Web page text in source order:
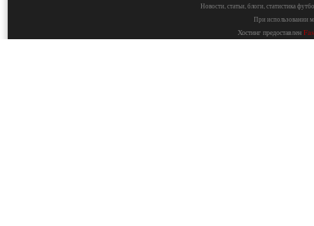
Новости, статьи, блоги, статистика
При использовании
Хостинг предоставлен